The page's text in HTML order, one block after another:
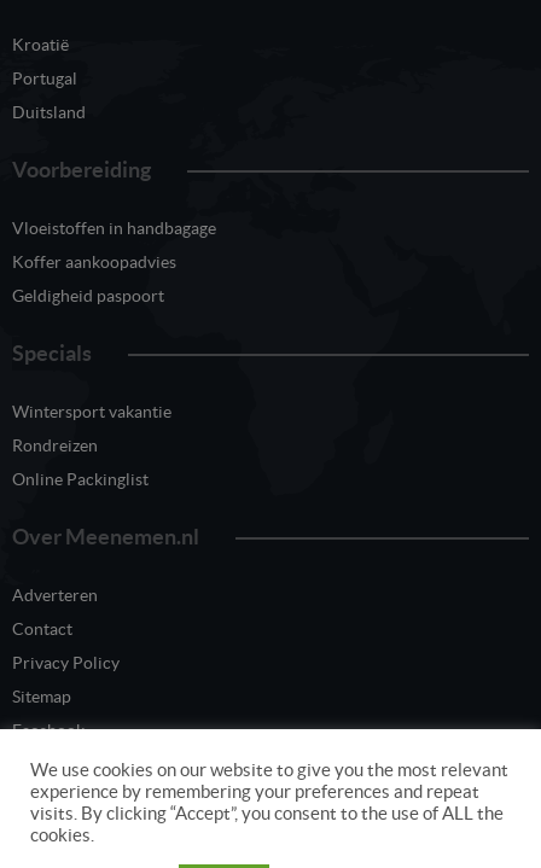
Kroatië
Portugal
Duitsland
Voorbereiding
Vloeistoffen in handbagage
Koffer aankoopadvies
Geldigheid paspoort
Specials
Wintersport vakantie
Rondreizen
Online Packinglist
Over Meenemen.nl
Adverteren
Contact
Privacy Policy
Sitemap
Facebook
Twitter
We use cookies on our website to give you the most relevant
experience by remembering your preferences and repeat
visits. By clicking “Accept”, you consent to the use of ALL the
cookies.